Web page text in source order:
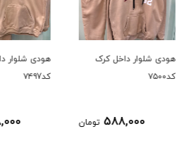
هودی شلوار داخل کرک
588,000 تومان
هودی شلوار